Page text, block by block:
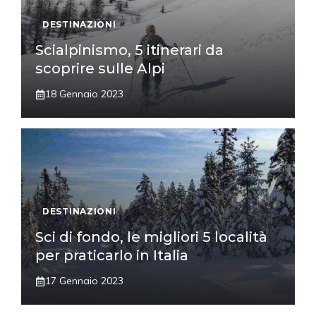
DESTINAZIONI
Scialpinismo, 5 itinerari da
scoprire sulle Alpi
18 Gennaio 2023
DESTINAZIONI
Sci di fondo, le migliori 5 località
per praticarlo in Italia
17 Gennaio 2023